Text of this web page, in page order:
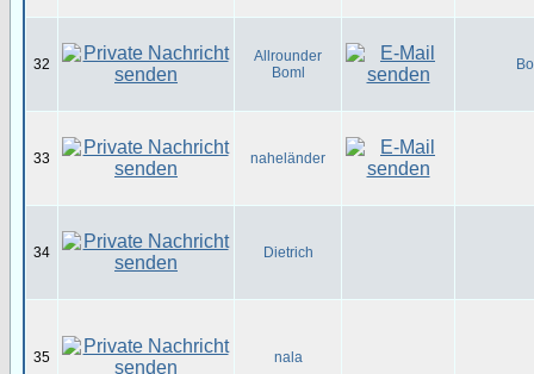
32
Allrounder
Boml
33 naheländer
34 Dietrich
35 nala